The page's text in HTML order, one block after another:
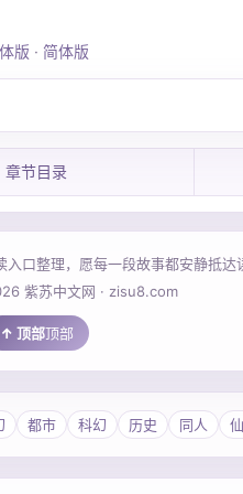
版 · 简体版
章节目录
口整理，愿每一段故事都安静抵达
紫苏中文网 · zisu8.com
顶部
都市 科幻 历史 同人